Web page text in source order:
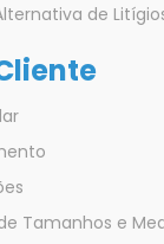
de
Tamanhos e